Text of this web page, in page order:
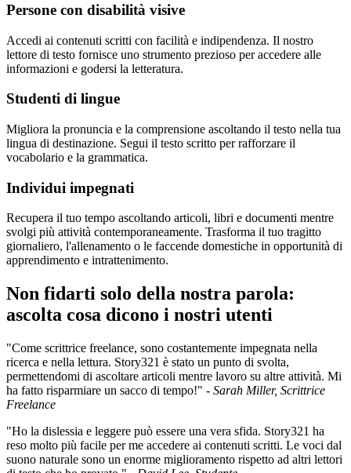
Persone con disabilità visive
Accedi ai contenuti scritti con facilità e indipendenza. Il nostro
lettore di testo fornisce uno strumento prezioso per accedere alle
informazioni e godersi la letteratura.
Studenti di lingue
Migliora la pronuncia e la comprensione ascoltando il testo nella tua
lingua di destinazione. Segui il testo scritto per rafforzare il
vocabolario e la grammatica.
Individui impegnati
Recupera il tuo tempo ascoltando articoli, libri e documenti mentre
svolgi più attività contemporaneamente. Trasforma il tuo tragitto
giornaliero, l'allenamento o le faccende domestiche in opportunità di
apprendimento e intrattenimento.
Non fidarti solo della nostra parola:
ascolta cosa dicono i nostri utenti
"Come scrittrice freelance, sono costantemente impegnata nella
ricerca e nella lettura. Story321 è stato un punto di svolta,
permettendomi di ascoltare articoli mentre lavoro su altre attività. Mi
ha fatto risparmiare un sacco di tempo!" - Sarah Miller, Scrittrice
Freelance
"Ho la dislessia e leggere può essere una vera sfida. Story321 ha
reso molto più facile per me accedere ai contenuti scritti. Le voci dal
suono naturale sono un enorme miglioramento rispetto ad altri lettori